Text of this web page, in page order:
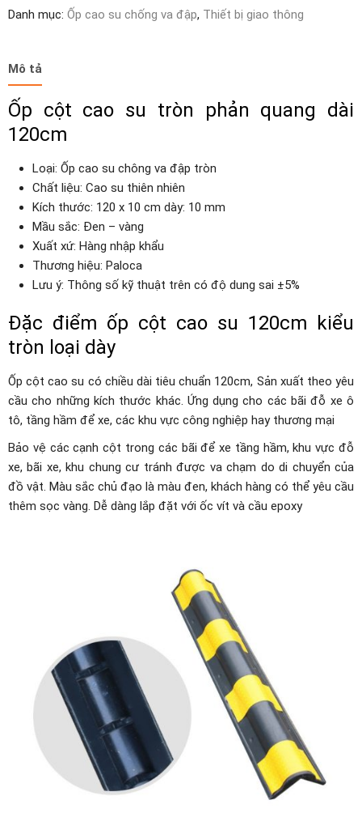
Sale
số
lượng
Danh mục: Ốp cao su chống va đập, Thiết bị giao thông
Mô tả
Ốp cột cao su tròn phản quang dài
120cm
Loại: Ốp cao su chông va đập tròn
Chất liệu: Cao su thiên nhiên
Kích thước: 120 x 10 cm dày: 10 mm
Mầu sắc: Đen – vàng
Xuất xứ: Hàng nhập khẩu
Thương hiệu: Paloca
Lưu ý: Thông số kỹ thuật trên có độ dung sai ±5%
Đặc điểm ốp cột cao su 120cm kiểu
tròn loại dày
Ốp cột cao su có chiều dài tiêu chuẩn 120cm, Sản xuất theo yêu
cầu cho những kích thước khác. Ứng dụng cho các bãi đỗ xe ô
tô, tầng hầm để xe, các khu vực công nghiệp hay thương mại
Bảo vệ các cạnh cột trong các bãi để xe tầng hầm, khu vực đỗ
xe, bãi xe, khu chung cư tránh được va chạm do di chuyển của
đồ vật. Màu sắc chủ đạo là màu đen, khách hàng có thể yêu cầu
thêm sọc vàng. Dễ dàng lắp đặt với ốc vít và cầu epoxy